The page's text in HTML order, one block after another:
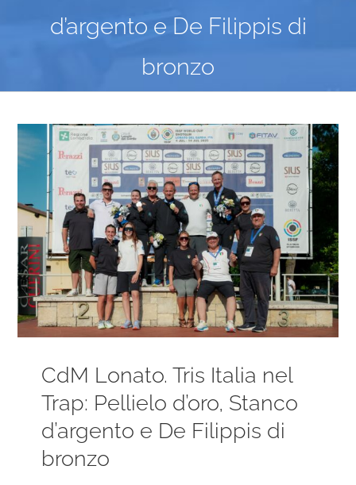
d’argento e De Filippis di
bronzo
Ingrandisci
immagine
CdM Lonato. Tris Italia nel
Trap: Pellielo d’oro, Stanco
d’argento e De Filippis di
bronzo